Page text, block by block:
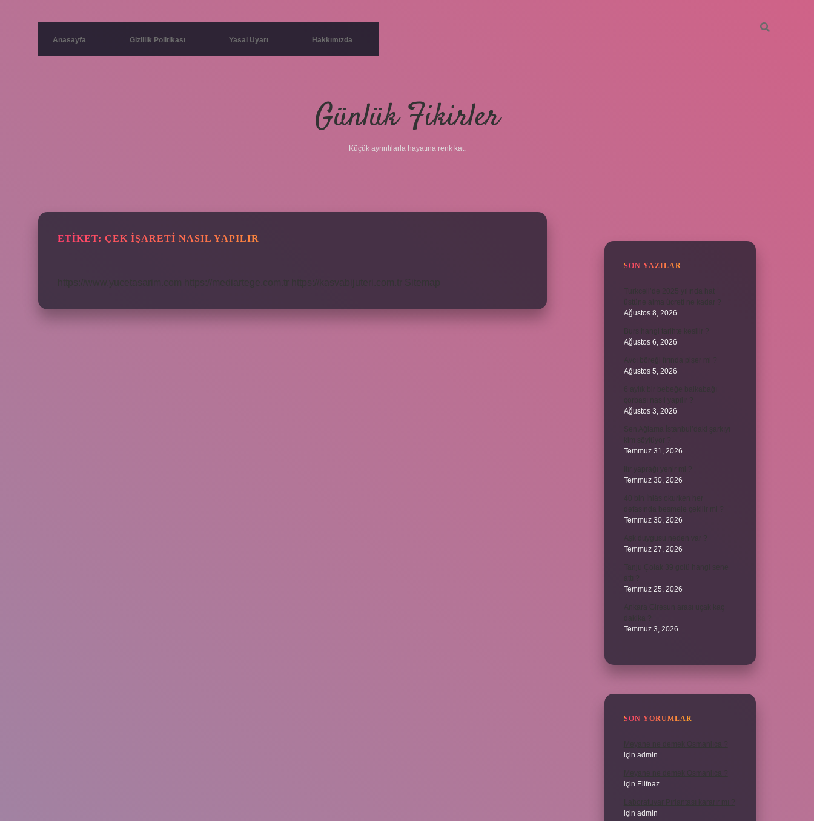
Anasayfa Gizlilik Politikası Yasal Uyarı Hakkımızda
Günlük Fikirler
Küçük ayrıntılarla hayatına renk kat.
ETIKET: ÇEK IŞARETI NASIL YAPILIR
SON YAZILAR
Ağustos 8, 2026
Ağustos 6, 2026
Ağustos 5, 2026
Ağustos 3, 2026
Temmuz 31, 2026
Temmuz 30, 2026
Temmuz 30, 2026
Temmuz 27, 2026
Temmuz 25, 2026
Temmuz 3, 2026
SON YORUMLAR
için admin
için Elifnaz
için admin